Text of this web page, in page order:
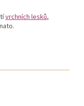
vrchních lesků,